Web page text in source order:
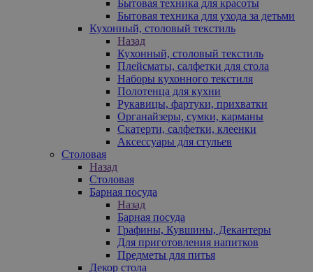
Бытовая техника для красоты
Бытовая техника для ухода за детьми
Кухонный, столовый текстиль
Назад
Кухонный, столовый текстиль
Плейсматы, салфетки для стола
Наборы кухонного текстиля
Полотенца для кухни
Рукавицы, фартуки, прихватки
Органайзеры, сумки, карманы
Скатерти, салфетки, клеенки
Аксессуары для стульев
Столовая
Назад
Столовая
Барная посуда
Назад
Барная посуда
Графины, Кувшины, Декантеры
Для приготовления напитков
Предметы для питья
Декор стола